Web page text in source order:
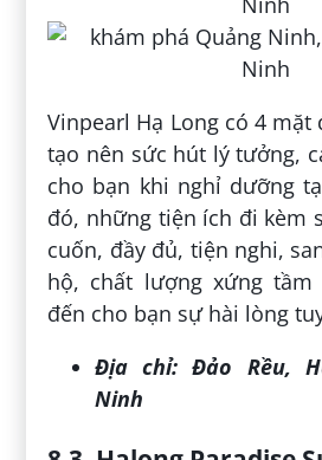
Vinpearl Hạ Long có 4
tạo nên sức hút lý tưởng,
cho bạn khi nghỉ dưỡng
đó, những tiện ích đi kèm
cuốn, đầy đủ, tiện nghi,
hộ, chất lượng xứng tầm
đến cho bạn sự hài lòng
Địa chỉ:Đảo Rều,
Ninh